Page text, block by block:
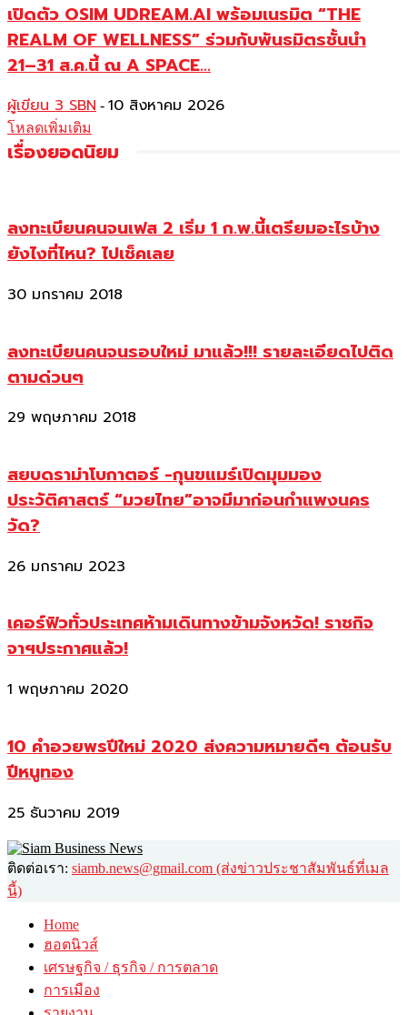
เปิดตัว OSIM UDREAM.AI พร้อมเนรมิต “THE
REALM OF WELLNESS” ร่วมกับพันธมิตรชั้นนำ
21–31 ส.ค.นี้ ณ A SPACE...
ผู้เขียน 3 SBN - 10 สิงหาคม 2026
โหลดเพิ่มเติม
เรื่องยอดนิยม
ลงทะเบียนคนจนเฟส 2 เริ่ม 1 ก.พ.นี้เตรียมอะไรบ้าง
ยังไงที่ไหน? ไปเช็คเลย
30 มกราคม 2018
ลงทะเบียนคนจนรอบใหม่ มาแล้ว!!! รายละเอียดไปติด
ตามด่วนๆ
29 พฤษภาคม 2018
สยบดราม่าโบกาตอร์ -กุนขแมร์เปิดมุมมอง
ประวัติศาสตร์ “มวยไทย”อาจมีมาก่อนกำแพงนคร
วัด?
26 มกราคม 2023
เคอร์ฟิวทั่วประเทศห้ามเดินทางข้ามจังหวัด! ราชกิจ
จาฯประกาศแล้ว!
1 พฤษภาคม 2020
10 คำอวยพรปีใหม่ 2020 ส่งความหมายดีๆ ต้อนรับ
ปีหนูทอง
25 ธันวาคม 2019
ติดต่อเรา: siamb.news@gmail.com (ส่งข่าวประชาสัมพันธ์ที่เมล
นี้)
Home
ฮอตนิวส์
เศรษฐกิจ / ธุรกิจ / การตลาด
การเมือง